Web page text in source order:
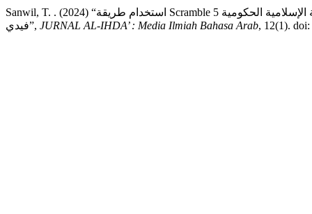
Sanwil, T. . (2024) “استخدام طريقة Scramble لترقية كفاءة فهم النصوص العربية عند طلاب الفصل الثاني (أ) بالمدرسة العالية الإسلامية الحكومية 5
فيدي”, JURNAL AL-IHDA’ : Media Ilmiah Bahasa Arab, 12(1).